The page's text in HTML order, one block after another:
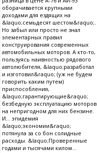
оборачивается крупными
доходами для ездящих на
&laquo;семьдесят шестом&raquo;.
Но забыл или просто не знал
элементарных правил
конструирования современных
автомобильных моторов. А кто-то,
пользуясь наивностью рядового
автолюбителя, &laquo;разработал
и изготовил&raquo; (уж не будем
говорить каким путем)
приспособления,
&laquo;гарантирующие&raquo;
безбедную эксплуатацию моторов
на непригодном для них бензине.
И... эпидемия
&laquo;экономии&raquo;
потянула за со бон солидные
расходы. &laquo;Проверенные
годами и тысячами килом...